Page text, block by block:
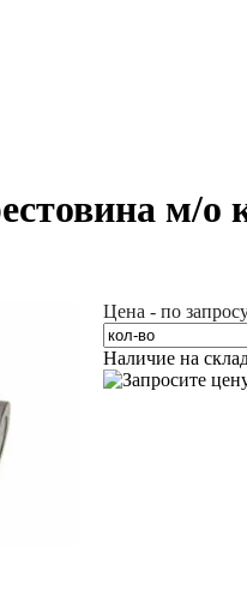
м/о
Цена - по
Наличие на